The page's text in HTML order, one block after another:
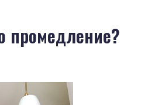
промедление?